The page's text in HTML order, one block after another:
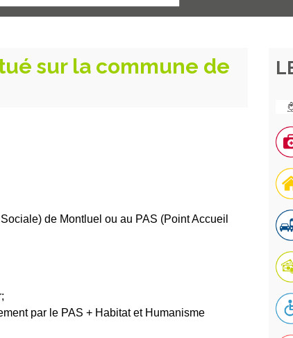
sur la commune de
de Montluel ou au PAS (Point Accueil
par le PAS + Habitat et Humanisme